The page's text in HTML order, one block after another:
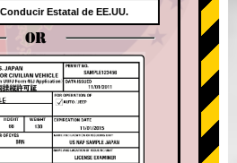
Estatal de EE.UU.
OR